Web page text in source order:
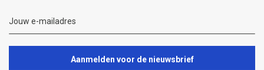
Aanmelden voor de nieuwsbrief